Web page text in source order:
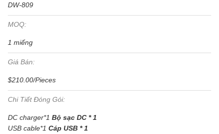
DW-809
MOQ:
1 miếng
Giá Bán:
$210.00/Pieces
Chi Tiết Đóng Gói:
DC charger*1 Bộ sạc DC * 1
USB cable*1 Cáp USB * 1